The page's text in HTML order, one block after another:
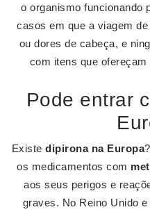
o organismo funcionando
casos em que a viagem
ou dores de cabeça, e
com itens que
Pode entrar
Existe dipirona na Europa
os medicamentos com
aos seus perigos e
graves. No Reino Unido